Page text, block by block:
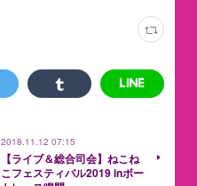
2018.11.12 07:15
【ライブ＆総合司会】ねこね
こフェスティバル2019 inボー